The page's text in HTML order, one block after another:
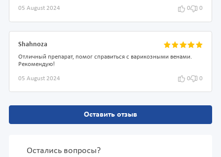
05 August 2024 0 0
Shahnoza
Отличный препарат, помог справиться с варикозными венами.
Рекомендую!
05 August 2024 0 0
Оставить отзыв
Остались вопросы?